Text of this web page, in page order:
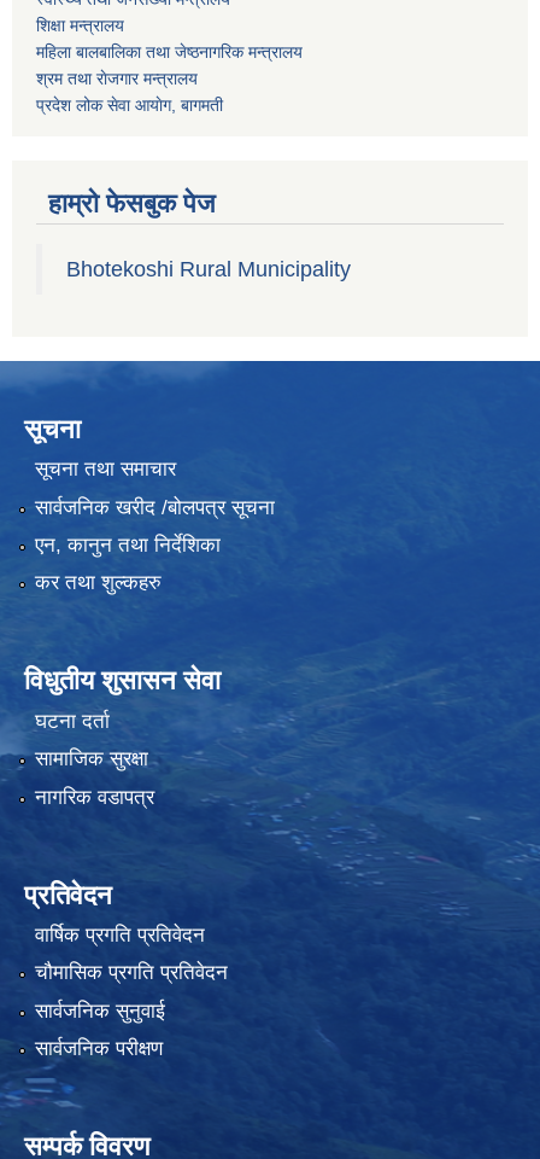
शिक्षा मन्त्रालय
महिला बालबालिका तथा जेष्ठनागरिक मन्त्रालय
श्रम तथा राेजगार मन्त्रालय
प्रदेश लोक सेवा आयाेग, बागमती
हाम्रो फेसबुक पेज
Bhotekoshi Rural Municipality
सूचना
सूचना तथा समाचार
सार्वजनिक खरीद /बोलपत्र सूचना
एन, कानुन तथा निर्देशिका
कर तथा शुल्कहरु
विधुतीय शुसासन सेवा
घटना दर्ता
सामाजिक सुरक्षा
नागरिक वडापत्र
प्रतिवेदन
वार्षिक प्रगति प्रतिवेदन
चौमासिक प्रगति प्रतिवेदन
सार्वजनिक सुनुवाई
सार्वजनिक परीक्षण
सम्पर्क विवरण